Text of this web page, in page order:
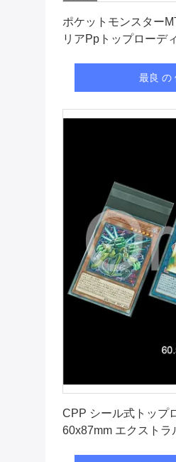
ポケットモンスター
リアPpトップローデ
最良 の
CPP シール式トップ
60x87mm エクストラ